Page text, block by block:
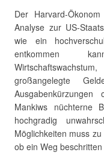
Der Harvard-
Analyse zur US-
wie ein
entkommen
großangelegte
Ausgabenkürzungen
Mankiws nüchterne
hochgradig
Möglichkeiten muss
ob ein Weg